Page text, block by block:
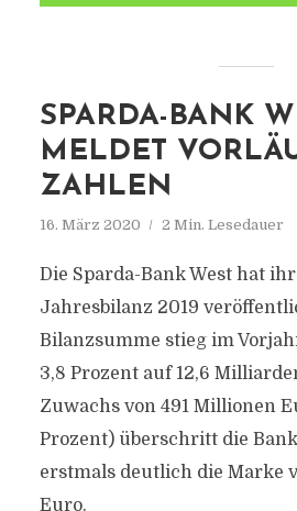
SPARDA-BANK
MELDET
ZAHLEN
16. März 2020 2 Min. Lesedauer
Die Sparda-Bank West hat
Jahresbilanz 2019
Bilanzsumme stieg im
3,8 Prozent auf 12,6
Zuwachs von 491 Millionen
Prozent) überschritt die
erstmals deutlich die Marke
Euro.